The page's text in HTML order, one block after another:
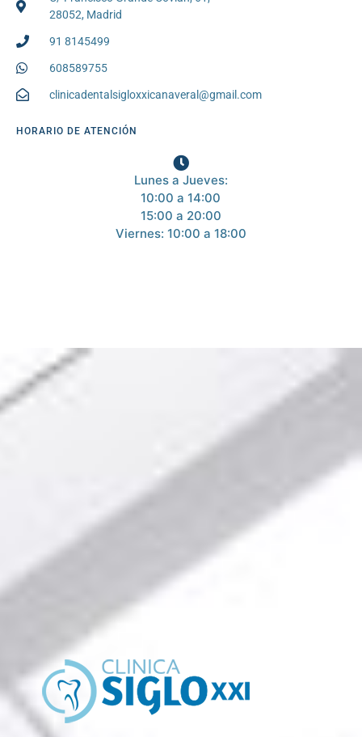
28052, Madrid
91 8145499
608589755
clinicadentalsigloxxicanaveral@gmail.com
HORARIO DE ATENCIÓN
Lunes a Jueves:
10:00 a 14:00
15:00 a 20:00
Viernes: 10:00 a 18:00